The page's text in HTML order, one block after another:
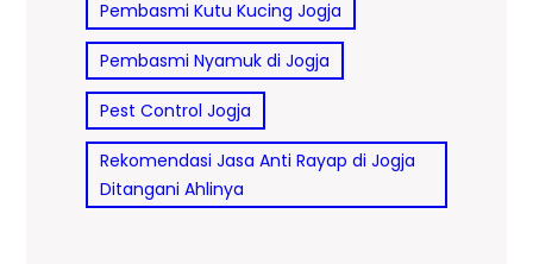
Pembasmi Kutu Kucing Jogja
Pembasmi Nyamuk di Jogja
Pest Control Jogja
Rekomendasi Jasa Anti Rayap di Jogja
Ditangani Ahlinya